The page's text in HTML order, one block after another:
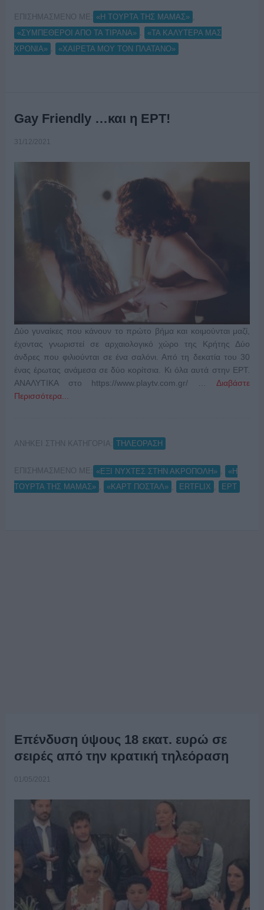
ΕΠΙΣΗΜΑΣΜΕΝΟ ΜΕ: «Η ΤΟΥΡΤΑ ΤΗΣ ΜΑΜΑΣ»
«ΣΥΜΠΕΘΕΡΟΙ ΑΠΟ ΤΑ ΤΙΡΑΝΑ»
«ΤΑ ΚΑΛΥΤΕΡΑ ΜΑΣ
ΧΡΟΝΙΑ»
«ΧΑΙΡΕΤΑ ΜΟΥ ΤΟΝ ΠΛΑΤΑΝΟ»
Gay Friendly …και η ΕΡΤ!
31/12/2021
Δύο γυναίκες που κάνουν το πρώτο βήμα και κοιμούνται μαζί,
έχοντας γνωριστεί σε αρχαιολογικό χώρο της Κρήτης Δύο
άνδρες που φιλιούνται σε ένα σαλόνι. Από τη δεκατία του 30
ένας έρωτας ανάμεσα σε δύο κορίτσια. Κι όλα αυτά στην ΕΡΤ.
ΑΝΑΛΥΤΙΚΑ στο https://www.playtv.com.gr/ …Διαβάστε
Περισσότερα...
ΑΝΗΚΕΙ ΣΤΗΝ ΚΑΤΗΓΟΡΙΑ: ΤΗΛΕΟΡΑΣΗ
ΕΠΙΣΗΜΑΣΜΕΝΟ ΜΕ: «ΕΞΙ ΝΥΧΤΕΣ ΣΤΗΝ ΑΚΡΟΠΟΛΗ»
«Η
ΤΟΥΡΤΑ ΤΗΣ ΜΑΜΑΣ»
«ΚΑΡΤ ΠΟΣΤΑΛ» ERTFLIX ΕΡΤ
Επένδυση ύψους 18 εκατ. ευρώ σε
σειρές από την κρατική τηλεόραση
01/05/2021